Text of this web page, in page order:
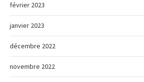
février 2023
janvier 2023
décembre 2022
novembre 2022